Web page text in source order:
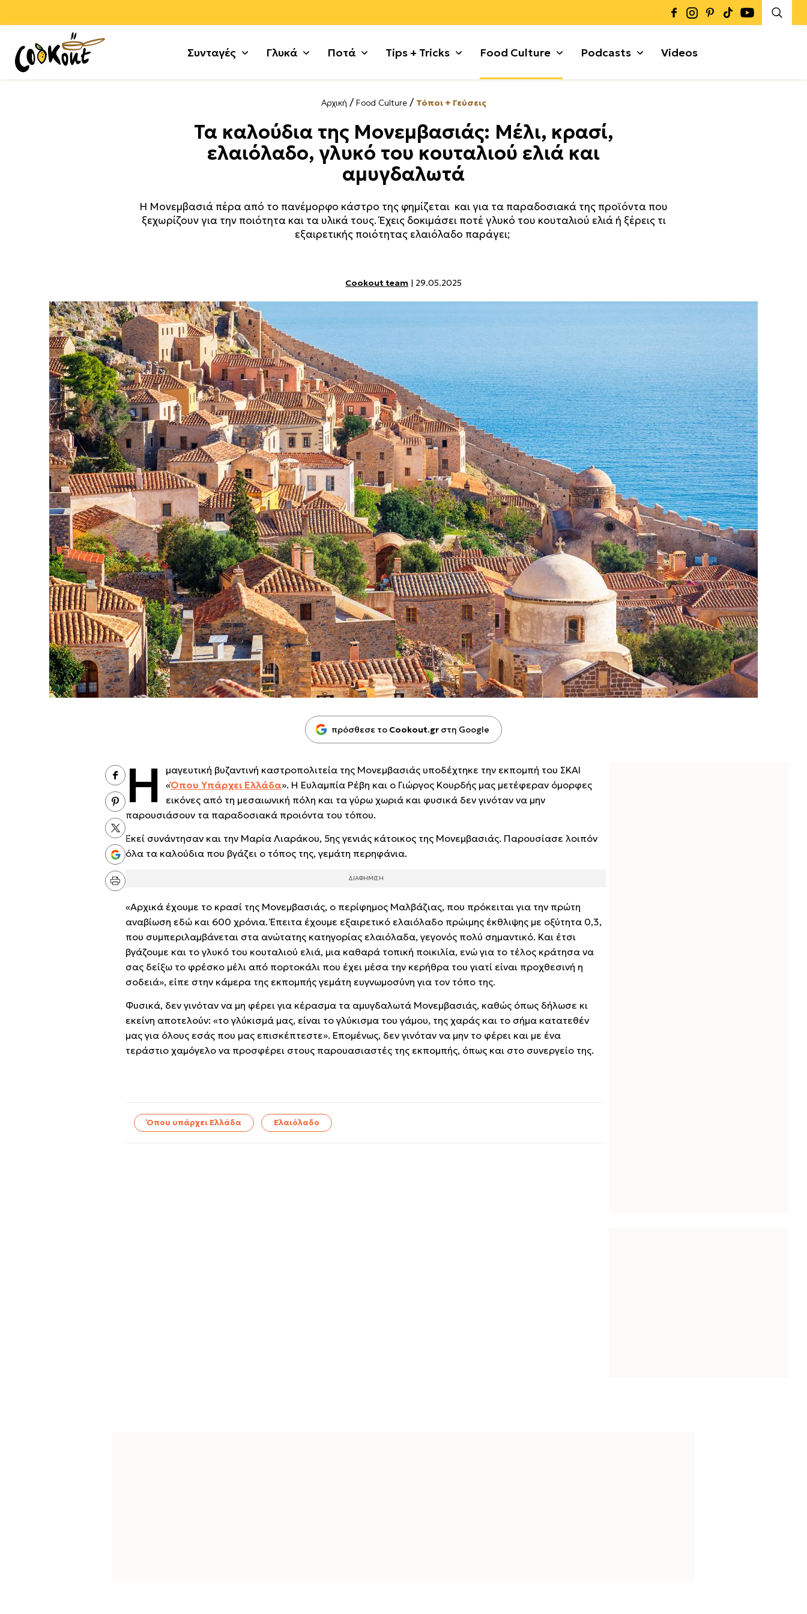
Συνταγές
Αλλαντικά
Αρνί + Κατσίκι
Θαλασσινά
Κιμάς
Λαχανικά
Μέχρι 5 υλικά
Μοσχάρι
Όσπρια
Ρύζι + Δημητριακά
Συκώτι
Τυρί + Γαλακτοκομικά
Χόρτα + Μυρωδικά
Ψάρι
Γλυκά
Μους + Κρέμες
Τούρτες + Γλυκά Ψυγείου
Γλυκά κουταλιού
Γλυκά με φρούτα
Γλυκά τηγανιού
Γλυκά χωρίς ζάχαρη
Μικρά κεράσματα
Μαρμελάδες + Αλείμματα
Παγωτά + Σορμπέ
Γκρανόλες + Μπάρες
Ποτά Tips + Tricks Food Culture Podcasts Videos
Αρχική / Food Culture/ Τόποι + Γεύσεις
Τα καλούδια της Μονεμβασιάς: Μέλι, κρασί,
ελαιόλαδο, γλυκό του κουταλιού ελιά και
αμυγδαλωτά
Η Μονεμβασιά πέρα από το πανέμορφο κάστρο της φημίζεται και για τα παραδοσιακά της προϊόντα που
ξεχωρίζουν για την ποιότητα και τα υλικά τους. Έχεις δοκιμάσει ποτέ γλυκό του κουταλιού ελιά ή ξέρεις τι
εξαιρετικής ποιότητας ελαιόλαδο παράγει;
Cookout team | 29.05.2025
πρόσθεσε το Cookout.gr στη Google
Η
μαγευτική βυζαντινή καστροπολιτεία της Μονεμβασιάς υποδέχτηκε την εκπομπή του ΣΚΑΙ
«Όπου Υπάρχει Ελλάδα». Η Ευλαμπία Ρέβη και ο Γιώργος Κουρδής μας μετέφεραν όμορφες
εικόνες από τη μεσαιωνική πόλη και τα γύρω χωριά και φυσικά δεν γινόταν να μην
παρουσιάσουν τα παραδοσιακά προιόντα του τόπου.
Εκεί συνάντησαν και την Μαρία Λιαράκου, 5ης γενιάς κάτοικος της Μονεμβασιάς. Παρουσίασε λοιπόν
όλα τα καλούδια που βγάζει ο τόπος της, γεμάτη περηφάνια.
«Αρχικά έχουμε το κρασί της Μονεμβασιάς, ο περίφημος Μαλβάζιας, που πρόκειται για την πρώτη
αναβίωση εδώ και 600 χρόνια. Έπειτα έχουμε εξαιρετικό ελαιόλαδο πρώιμης έκθλιψης με οξύτητα 0,3,
που συμπεριλαμβάνεται στα ανώτατης κατηγορίας ελαιόλαδα, γεγονός πολύ σημαντικό. Και έτσι
βγάζουμε και το γλυκό του κουταλιού ελιά, μια καθαρά τοπική ποικιλία, ενώ για το τέλος κράτησα να
σας δείξω το φρέσκο μέλι από πορτοκάλι που έχει μέσα την κερήθρα του γιατί είναι προχθεσινή η
σοδειά», είπε στην κάμερα της εκπομπής γεμάτη ευγνωμοσύνη για τον τόπο της.
Φυσικά, δεν γινόταν να μη φέρει για κέρασμα τα αμυγδαλωτά Μονεμβασιάς, καθώς όπως δήλωσε κι
εκείνη αποτελούν: «το γλύκισμά μας, είναι το γλύκισμα του γάμου, της χαράς και το σήμα κατατεθέν
μας για όλους εσάς που μας επισκέπτεστε». Επομένως, δεν γινόταν να μην το φέρει και με ένα
τεράστιο χαμόγελο να προσφέρει στους παρουασιαστές της εκπομπής, όπως και στο συνεργείο της.
Όπου υπάρχει Ελλάδα Ελαιόλαδο